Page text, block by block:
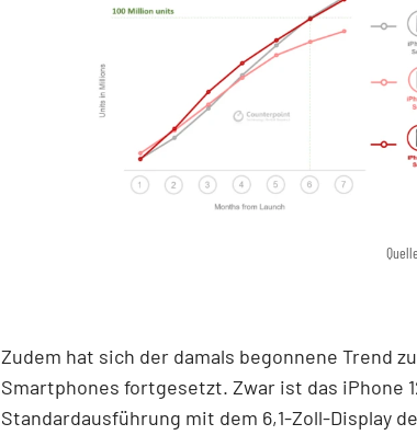
Zudem hat sich der damals begonnene Trend
Smartphones fortgesetzt. Zwar ist das iPhone
Standardausführung mit dem 6,1-Zoll-Display